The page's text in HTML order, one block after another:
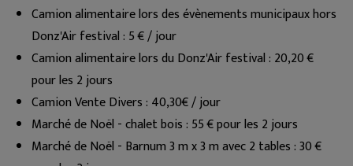
Camion alimentaire lors des évènements municipaux hors
Donz'Air festival : 5 € / jour
Camion alimentaire lors du Donz'Air festival : 20,20 €
pour les 2 jours
Camion Vente Divers : 40,30€ / jour
Marché de Noël - chalet bois : 55 € pour les 2 jours
Marché de Noël - Barnum 3 m x 3 m avec 2 tables : 30 €